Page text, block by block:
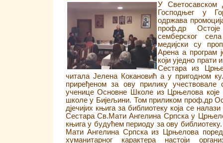
У Светосавском
Господњег у
одржава
проф.др
семберског
медијски су
Арена а програм
који уједно прати
Сестара из
читала Јелена Кокановић а у пригодном
приређеном за ову прилику
ученице Основне Школе из Црњелова које
школе у Бијељини. Том приликом проф.др
дјечијих књига за библиотеку која се
Сестара Св.Мати Ангелина Српска у
књига у будућем периоду за ову
Мати Ангелина Српска из Црњелова поред
хуманитарног карактера настоји